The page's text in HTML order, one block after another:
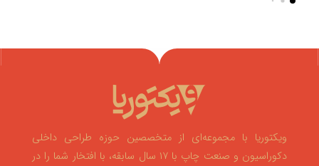
ویکتوریا با مجموعه‌ای از متخصصین حوزه طراحی داخلی
دکوراسیون و صنعت چاپ با ۱۷ سال سابقه، با افتخار شما را در